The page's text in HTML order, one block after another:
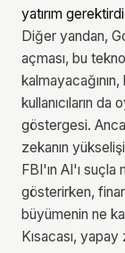
yatırım
Diğer yandan,
açması, bu
kullanıcıların da
göstergesi.
zekanın
FBI'ın AI'ı suçla
gösterirken,
büyümenin ne
Kısacası, yapay